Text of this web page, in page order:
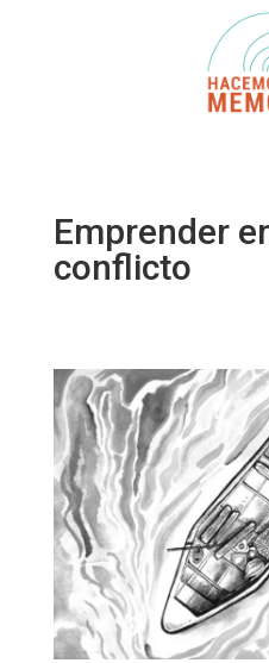
Emprender
conflicto